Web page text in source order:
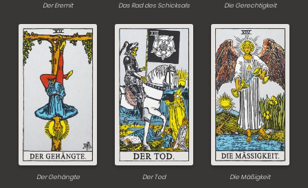
Der Eremit Das Rad des Schicksals Die Gerechtigkeit
Der Gehängte Der Tod Die Mäßigkeit